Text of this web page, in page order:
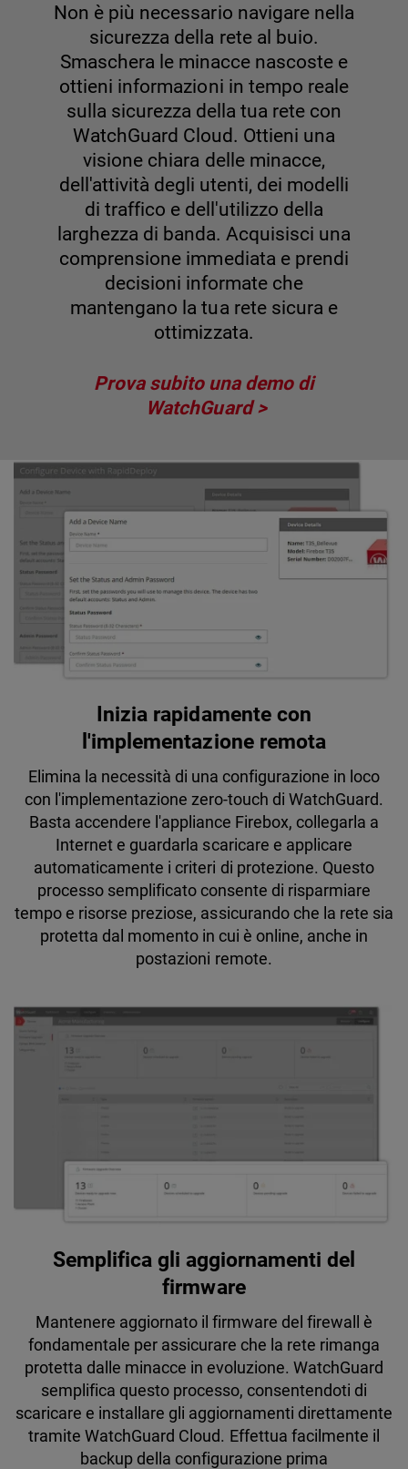
Non è più necessario navigare nella
sicurezza della rete al buio.
Smaschera le minacce nascoste e
ottieni informazioni in tempo reale
sulla sicurezza della tua rete con
WatchGuard Cloud. Ottieni una
visione chiara delle minacce,
dell'attività degli utenti, dei modelli
di traffico e dell'utilizzo della
larghezza di banda. Acquisisci una
comprensione immediata e prendi
decisioni informate che
mantengano la tua rete sicura e
ottimizzata.
Prova subito una demo di
WatchGuard
Inizia rapidamente con
l'implementazione remota
Elimina la necessità di una configurazione in loco
con l'implementazione zero-touch di WatchGuard.
Basta accendere l'appliance Firebox, collegarla a
Internet e guardarla scaricare e applicare
automaticamente i criteri di protezione. Questo
processo semplificato consente di risparmiare
tempo e risorse preziose, assicurando che la rete sia
protetta dal momento in cui è online, anche in
postazioni remote.
Semplifica gli aggiornamenti del
firmware
Mantenere aggiornato il firmware del firewall è
fondamentale per assicurare che la rete rimanga
protetta dalle minacce in evoluzione. WatchGuard
semplifica questo processo, consentendoti di
scaricare e installare gli aggiornamenti direttamente
tramite WatchGuard Cloud. Effettua facilmente il
backup della configurazione prima